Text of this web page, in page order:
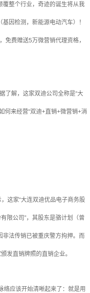
覆整个行业，奇迹的诞生将从我
因检测，新能源电动汽车）！
免费赠送5万微营销代理资格，
了解，这家双迪公司全称是“大
何来经营“双迪+直销+微营销+消
这家“大连双迪优品电子商务股
限公司”，其股东是骆计划（曾
非法传销已被重庆警方拘押。而
发直销牌照的直销企业。
应该开始清晰起来了：就是用